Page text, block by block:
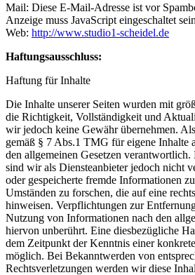
Mail: Diese E-Mail-Adresse ist vor
Anzeige muss JavaScript eingeschaltet
Web: http://www.studio1-scheidel.de
Haftungsausschluss:
Haftung für Inhalte
Die Inhalte unserer Seiten wurden mit
die Richtigkeit, Vollständigkeit und
wir jedoch keine Gewähr übernehmen.
gemäß § 7 Abs.1 TMG für eigene Inhalte
den allgemeinen Gesetzen
sind wir als Diensteanbieter jedoch nicht
oder gespeicherte fremde Informationen
Umständen zu forschen, die auf eine
hinweisen. Verpflichtungen zur
Nutzung von Informationen nach den
hiervon unberührt. Eine diesbezügliche
dem Zeitpunkt der Kenntnis einer
möglich. Bei Bekanntwerden von
Rechtsverletzungen werden wir diese